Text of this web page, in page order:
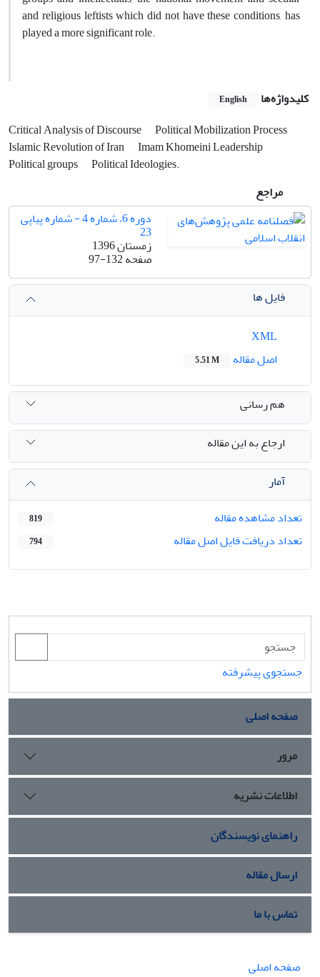
and religious leftists which did not have these conditions, has
played a more significant role.
کلیدواژه‌ها English
Critical Analysis of Discourse
Political Mobilization Process
Islamic Revolution of Iran
Imam Khomeini Leadership
Political groups
Political Ideologies.
مراجع
دوره 6، شماره 4 - شماره پیاپی
23
زمستان 1396
صفحه97-132
فایل ها
اصل مقاله
5.51 M
هم رسانی
ارجاع به این مقاله
آمار
تعداد مشاهده مقاله
819
تعداد دریافت فایل اصل مقاله 794
جستجوی پیشرفته
صفحه اصلی
مرور
اطلاعات نشریه
راهنمای نویسندگان
ارسال مقاله
تماس با ما
صفحه اصلی